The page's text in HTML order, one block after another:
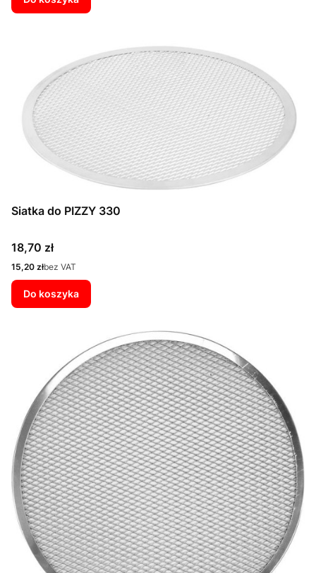
Siatka do PIZZY 330
Cena
18,70 zł
Cena
15,20 złbez VAT
Do koszyka